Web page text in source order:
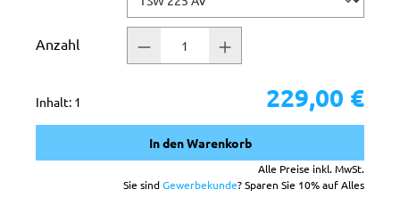
Anzahl
Inhalt: 1 229,00 €
In den Warenkorb
Alle Preise inkl. MwSt.
Sie sindGewerbekunde? Sparen Sie 10% auf Alles